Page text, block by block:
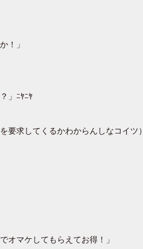
！」
」ﾆﾔﾆﾔ
要求してくるかわからんしなコイツ）
オマケしてもらえてお得！」